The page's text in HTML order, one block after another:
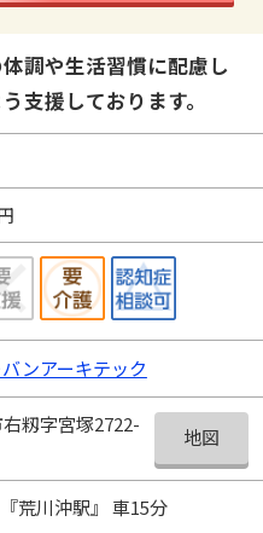
調や生活習慣に配慮し
支援しております。
ンアーキテック
籾字宮塚2722-
地図
荒川沖駅』 車15分